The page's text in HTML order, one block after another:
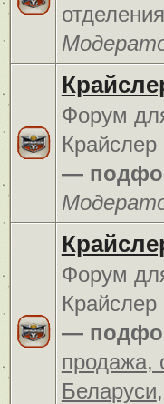
Форум
—
Форум
—
продажа,
Беларуси,